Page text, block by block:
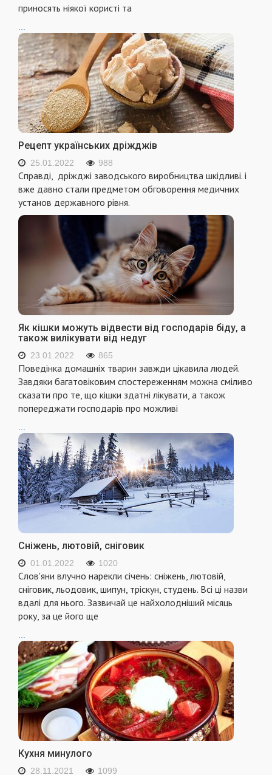
приносять ніякої користі та
...
Рецепт українських дріжджів
25.01.2022 988
Справді, дріжджі заводського виробництва шкідливі. і
вже давно стали предметом обговорення медичних
установ державного рівня.
Як кішки можуть відвести від господарів біду, а
також вилікувати від недуг
23.01.2022 865
Поведінка домашніх тварин завжди цікавила людей.
Завдяки багатовіковим спостереженням можна сміливо
сказати про те, що кішки здатні лікувати, а також
попереджати господарів про можливі
...
Сніжень, лютовій, сніговик
01.01.2022 1020
Слов'яни влучно нарекли січень: сніжень, лютовій,
сніговик, льодовик, шипун, тріскун, студень. Всі ці назви
вдалі для нього. Зазвичай це найхолодніший місяць
року, за це його ще
...
Кухня минулого
28.11.2021 1099